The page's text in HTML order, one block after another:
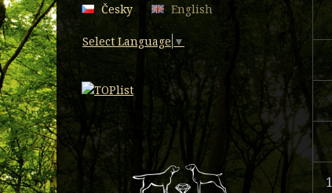
Česky English
Select Language ▼